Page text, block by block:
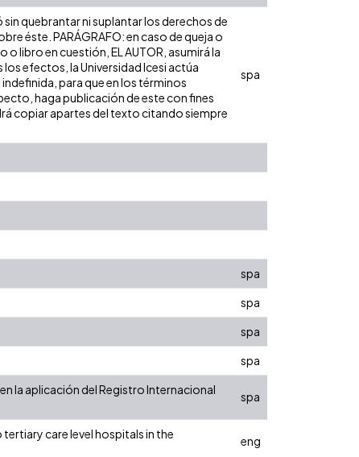
quebrantar ni suplantar los derechos de
éste. PARÁGRAFO: en caso de queja o
libro en cuestión, EL AUTOR, asumirá la
efectos, la Universidad Icesi actúa
para que en los términos
haga publicación de este con fines
copiar apartes del texto citando siempre
spa
spa
spa
spa
spa
la aplicación del Registro Internacional
spa
care level hospitals in the
eng